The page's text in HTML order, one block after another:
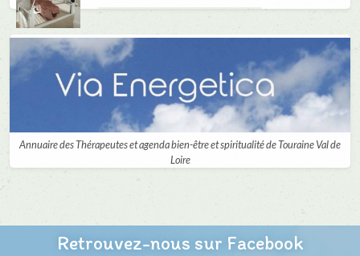
Annuaire des Thérapeutes et agenda bien-être et spiritualité de Touraine Val de
Loire
Retrouvez-nous sur Facebook